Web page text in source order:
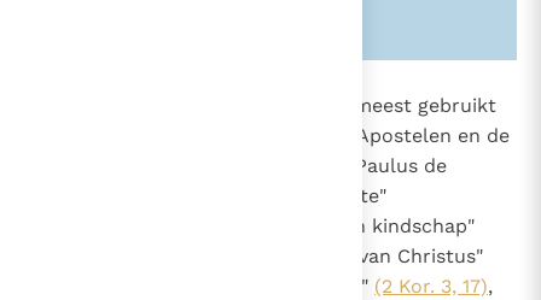
Behalve zijn eigen naam die het meest gebruikt
wordt in de Handelingen van de Apostelen en de
Brieven, vindt men bij de heilige Paulus de
benamingen: de "Geest der belofte"
, de "Geest van kindschap"
, de "Geest van Christus"
, de "Geest des Heren" (2 Kor. 3, 17),